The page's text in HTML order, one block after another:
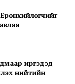
иргэдэд
нийтийн